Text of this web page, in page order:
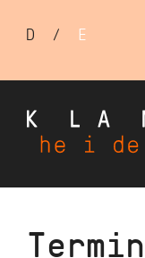
Direkt
D / E
Termin